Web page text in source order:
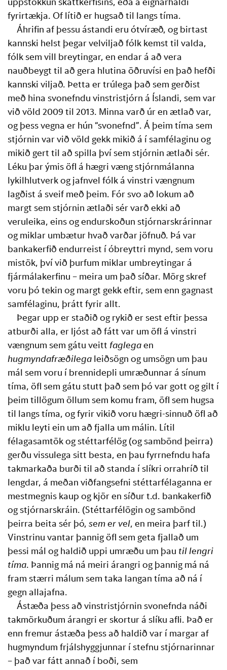
fyrirtækja. Of lítið er hugsað til langs tíma.
Áhrifin af þessu ástandi eru ótvíræð, og birtast
kannski helst þegar velviljað fólk kemst til valda,
fólk sem vill breytingar, en endar á að vera
nauðbeygt til að gera hlutina öðruvísi en það hefði
kannski viljað. Þetta er trúlega það sem gerðist
með hina svonefndu vinstristjórn á Íslandi, sem var
við völd 2009 til 2013. Minna varð úr en ætlað var,
og þess vegna er hún “svonefnd”. Á þeim tíma sem
stjórnin var við völd gekk mikið á í samfélaginu og
mikið gert til að spilla því sem stjórnin ætlaði sér.
Léku þar ýmis öfl á hægri væng stjórnmálanna
lykilhlutverk og jafnvel fólk á vinstri vængnum
lagðist á sveif með þeim. Fór svo að lokum að
margt sem stjórnin ætlaði sér varð ekki að
veruleika, eins og endurskoðun stjórnarskrárinnar
og miklar umbætur hvað varðar jöfnuð. Þá var
bankakerfið endurreist í óbreyttri mynd, sem voru
mistök, því við þurfum miklar umbreytingar á
fjármálakerfinu – meira um það síðar. Mörg skref
voru þó tekin og margt gekk eftir, sem enn gagnast
samfélaginu, þrátt fyrir allt.
Þegar upp er staðið og rykið er sest eftir þessa
atburði alla, er ljóst að fátt var um öfl á vinstri
vængnum sem gátu veitt faglega
hugmyndafræðilega leiðsögn og umsögn um þau
mál sem voru í brennidepli umræðunnar á sínum
tíma, öfl sem gátu stutt það sem þó var gott og gilt í
þeim tillögum öllum sem komu fram, öfl sem hugsa
til langs tíma, og fyrir vikið voru hægri-sinnuð öfl að
miklu leyti ein um að fjalla um málin. Lítil
félagasamtök og stéttarfélög (og sambönd þeirra)
gerðu vissulega sitt besta, en þau fyrrnefndu hafa
takmarkaða burði til að standa í slíkri orrahríð til
lengdar, á meðan viðfangsefni stéttarfélaganna er
mestmegnis kaup og kjör en síður t.d. bankakerfið
og stjórnarskráin. (Stéttarfélögin og sambönd
þeirra beita sér þó, sem er vel, en meira þarf til.)
Vinstrinu vantar þannig öfl sem geta fjallað um
þessi mál og haldið uppi umræðu um þau til lengri
tíma. Þannig má ná meiri árangri og þannig má ná
fram stærri málum sem taka langan tíma að ná í
gegn allajafna.
Ástæða þess að vinstristjórnin svonefnda náði
takmörkuðum árangri er skortur á slíku afli. Það er
enn fremur ástæða þess að haldið var í margar af
hugmyndum frjálshyggjunnar í stefnu stjórnarinnar
– það var fátt annað í boði, sem